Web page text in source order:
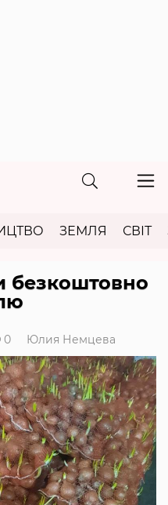
ЗЕМЛЯ СВІТ
безкоштовно
0 Юлия Немцева